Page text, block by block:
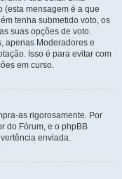
(esta mensagem é a que
tenha submetido voto, os
suas opções de voto.
apenas Moderadores e
Isso é para evitar com
em curso.
as rigorosamente. Por
do Fórum, e o phpBB
enviada.